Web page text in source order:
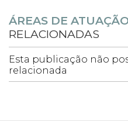
ÁREAS DE
RELACIONADAS
Esta publicação não
relacionada